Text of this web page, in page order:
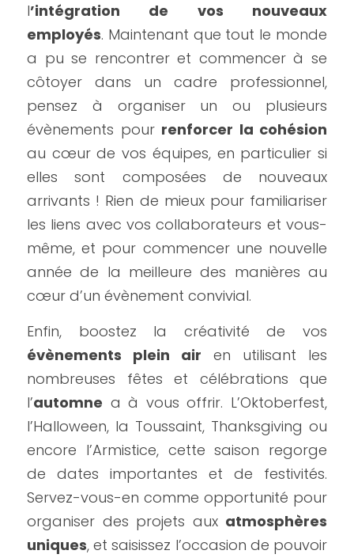
l’intégration de vos nouveaux
employés. Maintenant que tout le monde
a pu se rencontrer et commencer à se
côtoyer dans un cadre professionnel,
pensez à organiser un ou plusieurs
évènements pour renforcer la cohésion
au cœur de vos équipes, en particulier si
elles sont composées de nouveaux
arrivants ! Rien de mieux pour familiariser
les liens avec vos collaborateurs et vous-
même, et pour commencer une nouvelle
année de la meilleure des manières au
cœur d’un évènement convivial.
Enfin, boostez la créativité de vos
évènements plein air en utilisant les
nombreuses fêtes et célébrations que
l’automne a à vous offrir. L’Oktoberfest,
l’Halloween, la Toussaint, Thanksgiving ou
encore l’Armistice, cette saison regorge
de dates importantes et de festivités.
Servez-vous-en comme opportunité pour
organiser des projets aux atmosphères
uniques, et saisissez l’occasion de pouvoir